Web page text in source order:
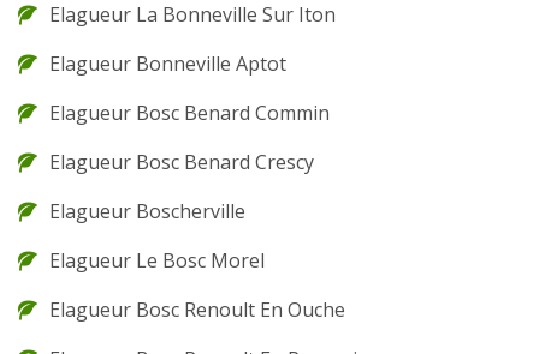
Elagueur La Bonneville Sur Iton
Elagueur Bonneville Aptot
Elagueur Bosc Benard Commin
Elagueur Bosc Benard Crescy
Elagueur Boscherville
Elagueur Le Bosc Morel
Elagueur Bosc Renoult En Ouche